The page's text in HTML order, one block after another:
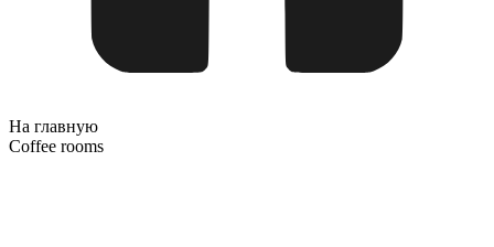
На главную
Coffee rooms